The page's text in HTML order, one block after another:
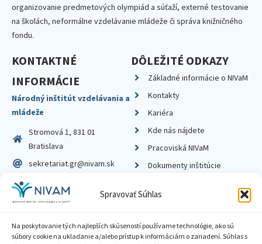
Spravovať Súhlas
Na poskytovanie tých najlepších skúseností používame technológie, ako sú
súbory cookie na ukladanie a/alebo prístup k informáciám o zariadení. Súhlas s
organizovanie predmetových olympiád a súťaží, externé testovanie
na školách, neformálne vzdelávanie mládeže či správa knižničného
fondu.
KONTAKTNÉ
INFORMÁCIE
Národný inštitút vzdelávania a
mládeže
Stromová 1, 831 01
Bratislava
sekretariat.gr@nivam.sk
IČO: 00164348
DIČ: 2020798714
DÔLEŽITÉ ODKAZY
Základné informácie o NIVaM
Kontakty
Kariéra
Kde nás nájdete
Pracoviská NIVaM
Dokumenty inštitúcie